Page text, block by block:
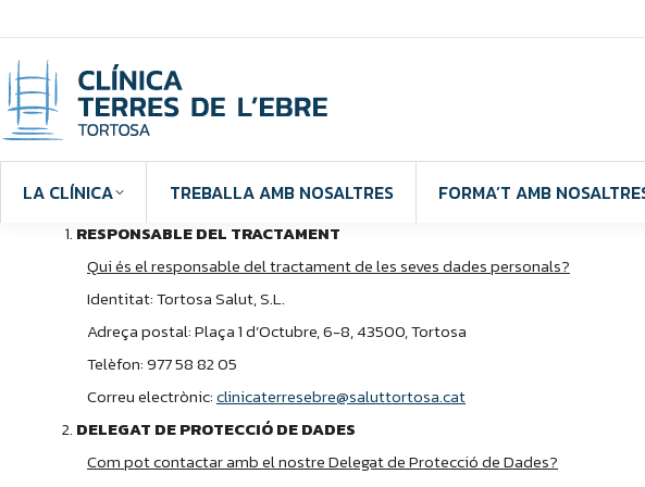
LA CLÍNICA TREBALLA AMB NOSALTRES FORMA’T AMB
RESPONSABLE DEL TRACTAMENT
Qui és el responsable del tractament de les seves dades personals?
Identitat: Tortosa Salut, S.L.
Adreça postal: Plaça 1 d’Octubre, 6-8, 43500, Tortosa
Telèfon: 977 58 82 05
Correu electrònic:clinicaterresebre@saluttortosa.cat
DELEGAT DE PROTECCIÓ DE DADES
Com pot contactar amb el nostre Delegat de Protecció de Dades?